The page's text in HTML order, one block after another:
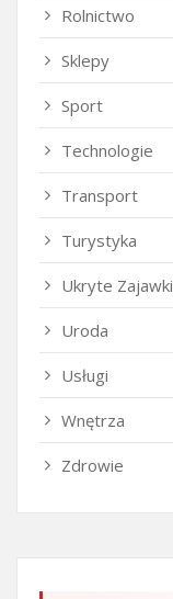
Rolnictwo
Sklepy
Sport
Technologie
Transport
Turystyka
Ukryte Zajawki
Uroda
Usługi
Wnętrza
Zdrowie